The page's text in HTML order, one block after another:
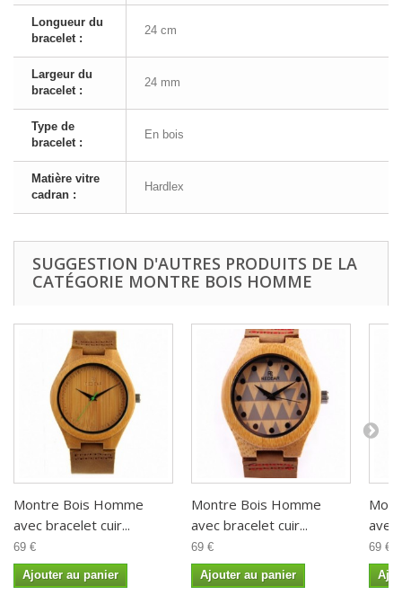
Longueur du
bracelet :
24 cm
Largeur du
bracelet :
24 mm
Type de
bracelet :
En bois
Matière vitre
cadran :
Hardlex
SUGGESTION D'AUTRES PRODUITS DE LA
CATÉGORIE MONTRE BOIS HOMME
Montre Bois Homme
avec bracelet cuir...
69 €
Ajouter au panier
Montre Bois Homme
avec bracelet cuir...
69 €
Ajouter au panier
avec
69 €